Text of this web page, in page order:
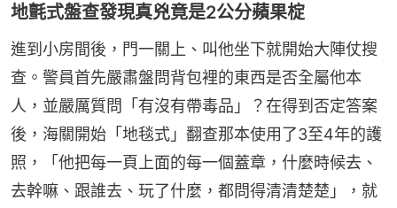
地氈式盤查發現真兇竟是2公分蘋果椗
進到小房間後，門一關上、叫他坐下就開始大陣仗搜
查。警員首先嚴肅盤問背包裡的東西是否全屬他本
人，並嚴厲質問「有沒有帶毒品」？在得到否定答案
後，海關開始「地毯式」翻查那本使用了3至4年的護
照，「他把每一頁上面的每一個蓋章，什麼時候去、
去幹嘛、跟誰去、玩了什麼，都問得清清楚楚」，就